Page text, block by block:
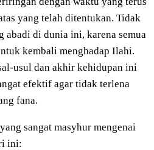
yang telah ditentukan. Tidak
abadi di dunia ini, karena semua
kembali menghadap Ilahi.
usul dan akhir kehidupan ini
efektif agar tidak terlena
fana.
sangat masyhur mengenai
ini: